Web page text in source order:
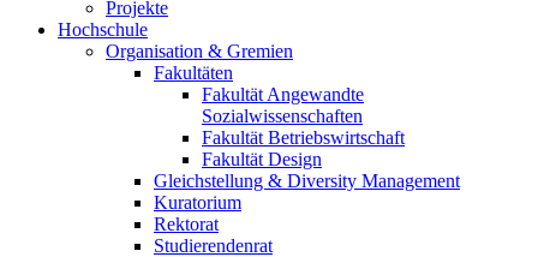
Projekte
Hochschule
Organisation & Gremien
Fakultäten
Fakultät Angewandte
Sozialwissenschaften
Fakultät Betriebswirtschaft
Fakultät Design
Gleichstellung & Diversity Management
Kuratorium
Rektorat
Studierendenrat